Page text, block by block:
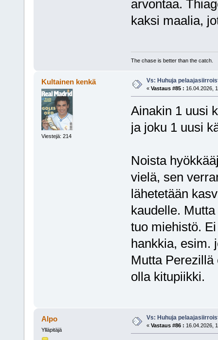
arvontaa.
kaksi maalia,
The chase is better than the catch.
Kultainen kenkä
Viestejä: 214
Vs: Huhuja
« Vastaus #85 : 16.04.2026,
Ainakin 1 uusi
ja joku 1 uusi
Noista
vielä, sen
lähetetään
kaudelle.
tuo miehistö.
hankkia, esim.
Mutta
olla kitupiikki.
Alpo
Ylläpitäjä
Vs: Huhuja
« Vastaus #86 : 16.04.2026,